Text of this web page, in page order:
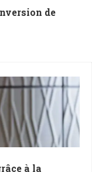
de
à la